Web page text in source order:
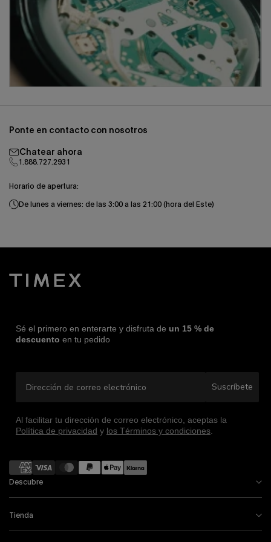
Ponte en contacto con nosotros
Chatear ahora
1.888.727.2931
Horario de apertura:
De lunes a viernes: de las 3:00 a las 21:00 (hora del Este)
Sé el primero en enterarte y disfruta de un 15 % de
descuento en tu pedido
Suscríbete
Al facilitar tu dirección de correo electrónico, aceptas la
Política de privacidad y los Términos y condiciones.
Formas
de
pago
Descubre
Tienda